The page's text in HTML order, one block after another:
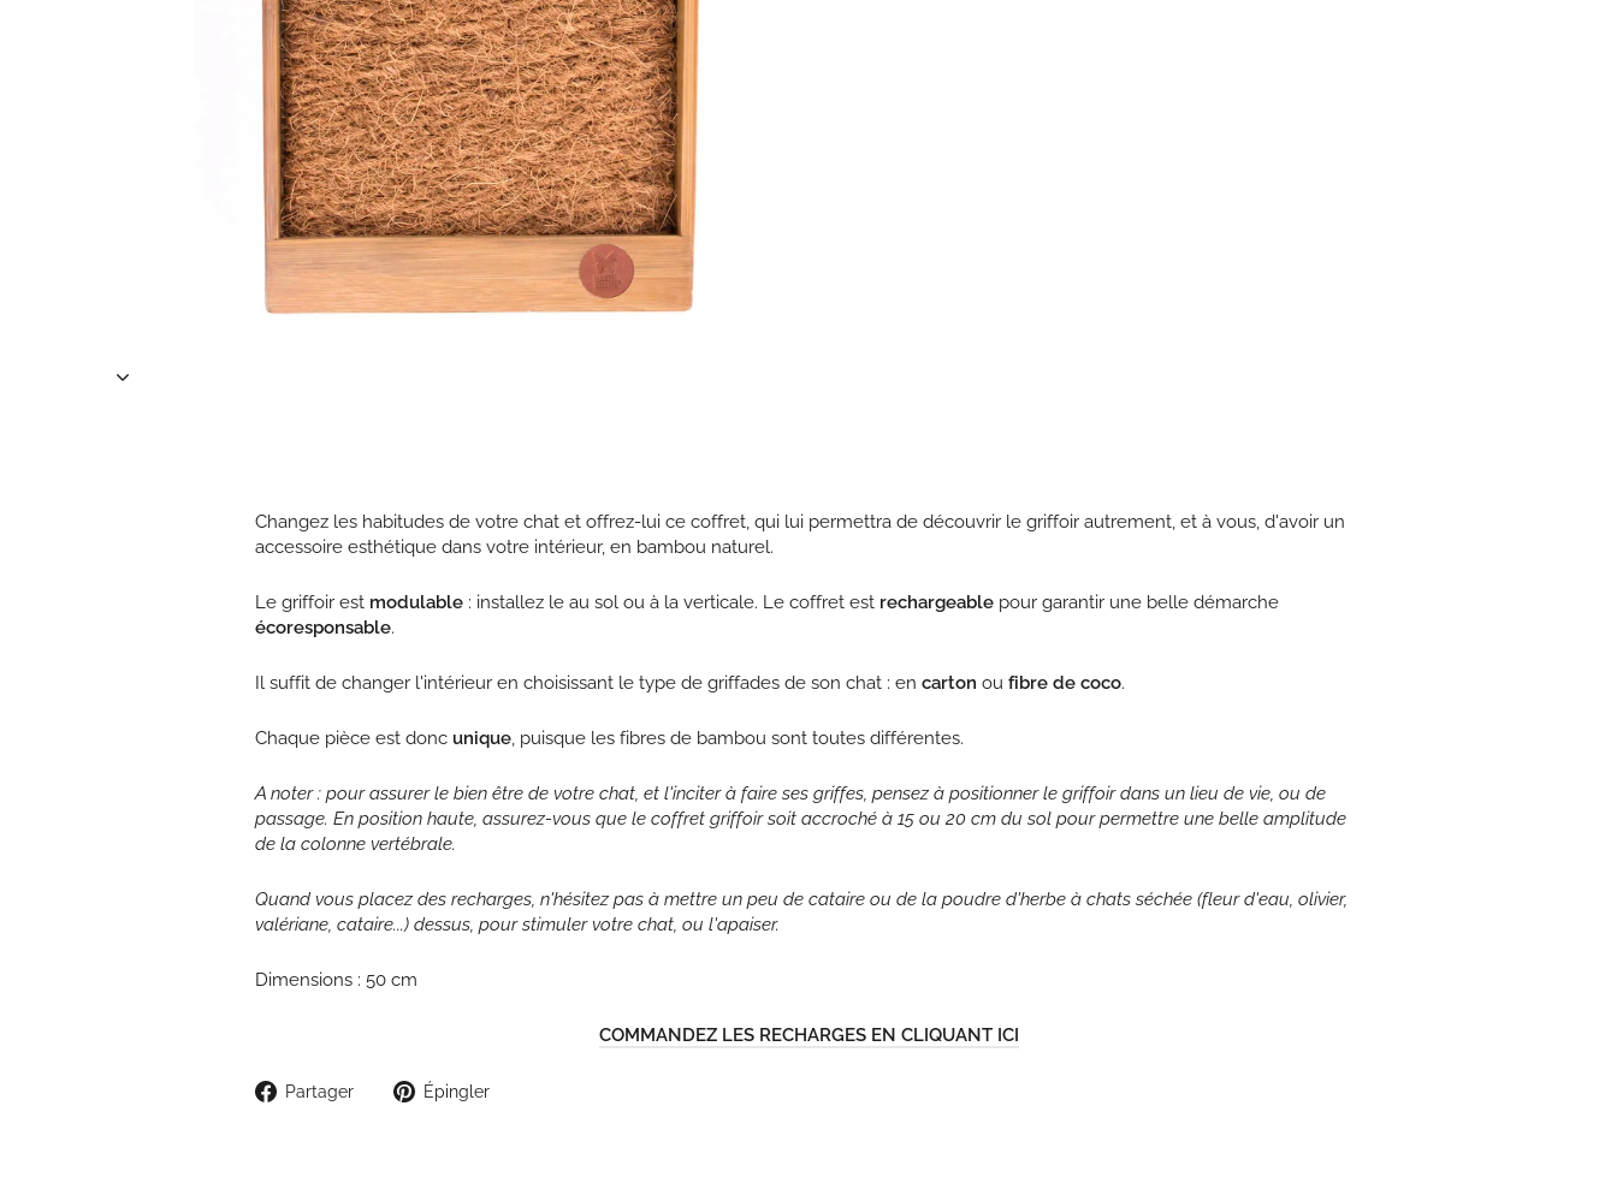
Changez les habitudes de votre chat et offrez-lui ce coffret, qui lui permettra de découvrir le griffoir autrement, et à vous, d'avoir un
accessoire esthétique dans votre intérieur, en bambou naturel.
Le griffoir est modulable : installez le au sol ou à la verticale. Le coffret est rechargeable pour garantir une belle démarche
écoresponsable.
Il suffit de changer l'intérieur en choisissant le type de griffades de son chat : en carton ou fibre de coco.
Chaque pièce est donc unique, puisque les fibres de bambou sont toutes différentes.
A noter : pour assurer le bien être de votre chat, et l'inciter à faire ses griffes, pensez à positionner le griffoir dans un lieu de vie, ou de
passage. En position haute, assurez-vous que le coffret griffoir soit accroché à 15 ou 20 cm du sol pour permettre une belle amplitude
de la colonne vertébrale.
Quand vous placez des recharges, n'hésitez pas à mettre un peu de cataire ou de la poudre d'herbe à chats séchée (fleur d'eau, olivier,
valériane, cataire...) dessus, pour stimuler votre chat, ou l'apaiser.
Dimensions : 50 cm
COMMANDEZ LES RECHARGES EN CLIQUANT ICI
Partager
PartagerÉpingler